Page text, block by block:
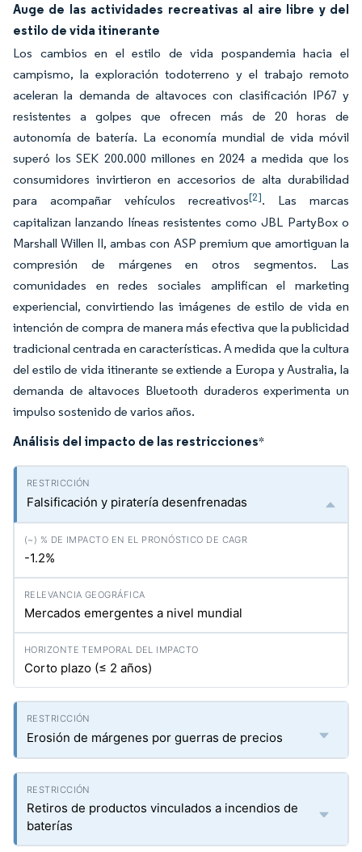
Auge de las actividades recreativas al aire libre y del
estilo de vida itinerante
Los cambios en el estilo de vida pospandemia hacia el
campismo, la exploración todoterreno y el trabajo remoto
aceleran la demanda de altavoces con clasificación IP67 y
resistentes a golpes que ofrecen más de 20 horas de
autonomía de batería. La economía mundial de vida móvil
superó los SEK 200.000 millones en 2024 a medida que los
consumidores invirtieron en accesorios de alta durabilidad
para acompañar vehículos recreativos[2]. Las marcas
capitalizan lanzando líneas resistentes como JBL PartyBox o
Marshall Willen II, ambas con ASP premium que amortiguan la
compresión de márgenes en otros segmentos. Las
comunidades en redes sociales amplifican el marketing
experiencial, convirtiendo las imágenes de estilo de vida en
intención de compra de manera más efectiva que la publicidad
tradicional centrada en características. A medida que la cultura
del estilo de vida itinerante se extiende a Europa y Australia, la
demanda de altavoces Bluetooth duraderos experimenta un
impulso sostenido de varios años.
Análisis del impacto de las restricciones*
Falsificación y piratería desenfrenadas
-1.2%
Mercados emergentes a nivel mundial
Corto plazo (≤ 2 años)
Erosión de márgenes por guerras de precios
Retiros de productos vinculados a incendios de
baterías